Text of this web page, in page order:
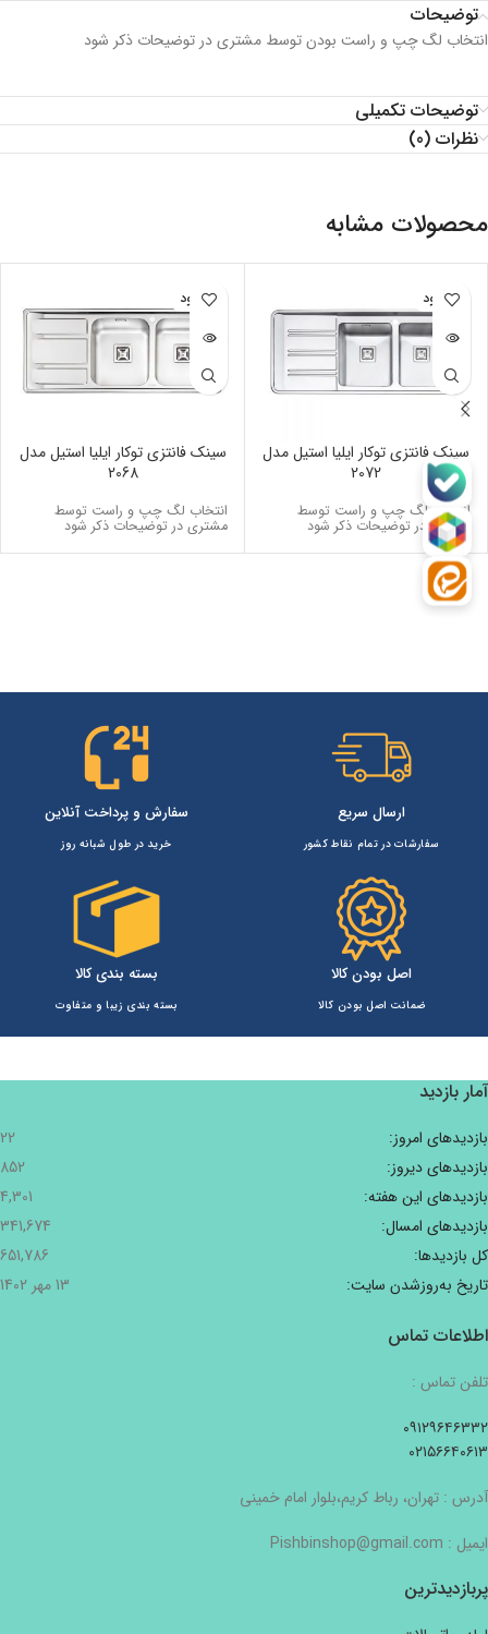
توضیحات
انتخاب لگ چپ و راست بودن توسط مشتری در توضیحات ذکر شود
توضیحات تکمیلی
نظرات (0)
محصولات مشابه
ناموجود
سینک فانتزی توکار ایلیا استیل مدل
2072
انتخاب لگ چپ و راست توسط
مشتری در توضیحات ذکر شود
ناموجود
سینک فانتزی توکار ایلیا استیل مدل
2068
انتخاب لگ چپ و راست توسط
مشتری در توضیحات ذکر شود
ارسال سریع
سفارشات در تمام نقاط کشور
سفارش و پرداخت آنلاین
خرید در طول شبانه روز
اصل بودن کالا
ضمانت اصل بودن کالا
بسته بندی کالا
بسته بندی زیبا و متفاوت
آمار بازدید
بازدیدهای امروز:
22
بازدیدهای دیروز:
852
بازدیدهای این هفته:
4,301
بازدیدهای امسال:
341,674
کل بازدیدها:
651,786
تاریخ به‌روزشدن سایت:
13 مهر 1402
اطلاعات تماس
تلفن تماس :
۰۹۱۲۹۶۴۶۳۳۲
۰۲۱۵۶۶۴۰۶۱۳
آدرس : تهران، رباط کریم،بلوار امام خمینی
ایمیل : Pishbinshop@gmail.com
پربازدیدترین